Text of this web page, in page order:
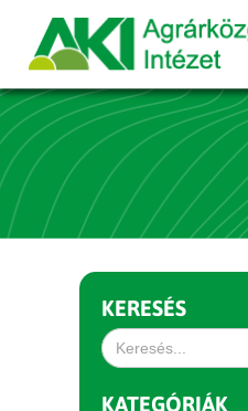
KERESÉS
Search
for:
KATEGÓRIÁK